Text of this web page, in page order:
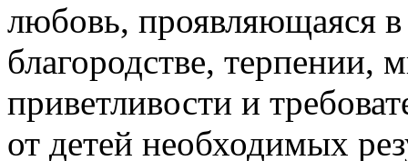
любовь, проявляющаяся
благородстве, терпении,
приветливости и
от детей необходимых